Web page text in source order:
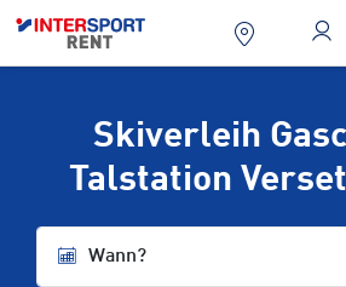
Skiverleih
Talstation
Wann?